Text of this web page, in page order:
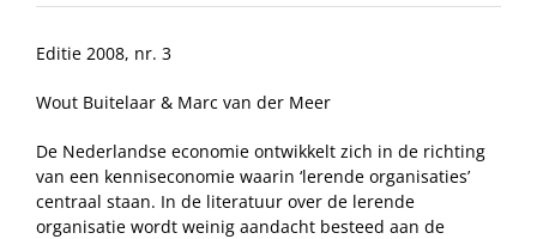
Editie 2008, nr. 3
Wout Buitelaar & Marc van der Meer
De Nederlandse economie ontwikkelt zich in de richting
van een kenniseconomie waarin ‘lerende organisaties’
centraal staan. In de literatuur over de lerende
organisatie wordt weinig aandacht besteed aan de